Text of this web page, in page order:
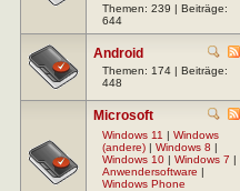
Themen: 239 | Beiträge:
644
Android
Themen: 174 | Beiträge:
448
Microsoft
Windows 11 | Windows
(andere) | Windows 8 |
Windows 10 | Windows 7 |
Anwendersoftware |
Windows Phone